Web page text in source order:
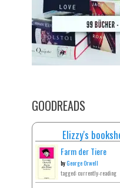
GOODREADS
Elizzy's
Farm der Tiere
byGeorge Orwell
tagged: currently-reading